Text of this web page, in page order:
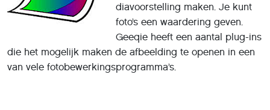
diavoorstelling maken. Je kunt
foto’s een waardering geven.
Geeqie heeft een aantal plug-ins
die het mogelijk maken de afbeelding te openen in een
van vele fotobewerkingsprogramma’s.